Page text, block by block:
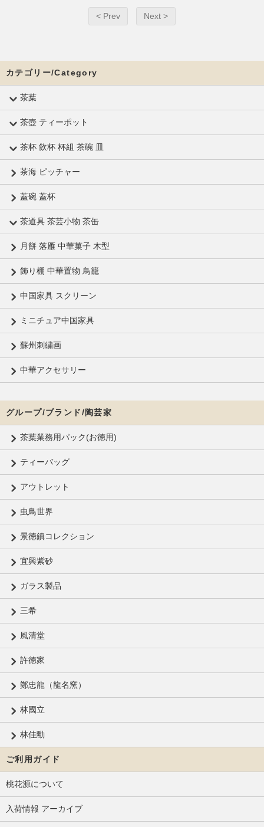
< Prev Next >
カテゴリー/Category
茶葉
茶壺 ティーポット
茶杯 飲杯 杯組 茶碗 皿
茶海 ピッチャー
蓋碗 蓋杯
茶道具 茶芸小物 茶缶
月餅 落雁 中華菓子 木型
飾り棚 中華置物 鳥籠
中国家具 スクリーン
ミニチュア中国家具
蘇州刺繍画
中華アクセサリー
グループ/ブランド/陶芸家
茶葉業務用パック(お徳用)
ティーバッグ
アウトレット
虫鳥世界
景徳鎮コレクション
宜興紫砂
ガラス製品
三希
風清堂
許徳家
鄭忠龍（龍名窯）
林國立
林佳勳
ご利用ガイド
桃花源について
入荷情報 アーカイブ